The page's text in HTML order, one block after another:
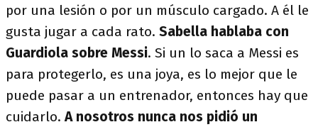
por una lesión o por un músculo cargado. A él le
gusta jugar a cada rato. Sabella hablaba con
Guardiola sobre Messi. Si un lo saca a Messi es
para protegerlo, es una joya, es lo mejor que le
puede pasar a un entrenador, entonces hay que
cuidarlo.A nosotros nunca nos pidió un